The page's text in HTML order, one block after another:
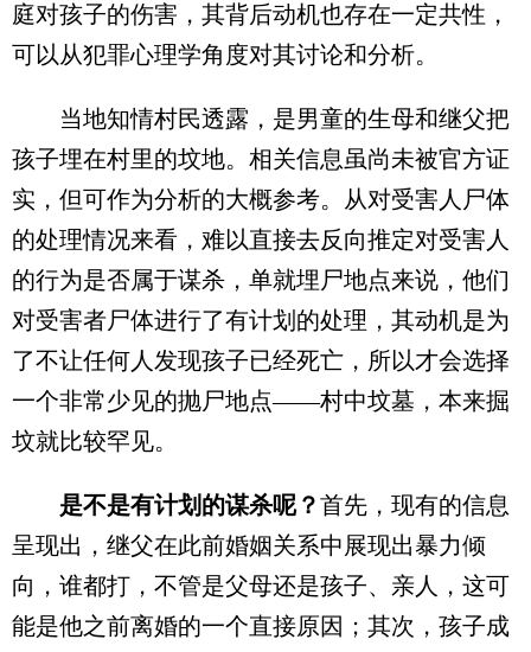
庭对孩子的伤害，其背后动机也存在一定共性，
可以从犯罪心理学角度对其讨论和分析。
当地知情村民透露，是男童的生母和继父把
孩子埋在村里的坟地。相关信息虽尚未被官方证
实，但可作为分析的大概参考。从对受害人尸体
的处理情况来看，难以直接去反向推定对受害人
的行为是否属于谋杀，单就埋尸地点来说，他们
对受害者尸体进行了有计划的处理，其动机是为
了不让任何人发现孩子已经死亡，所以才会选择
一个非常少见的抛尸地点——村中坟墓，本来掘
坟就比较罕见。
是不是有计划的谋杀呢？首先，现有的信息
呈现出，继父在此前婚姻关系中展现出暴力倾
向，谁都打，不管是父母还是孩子、亲人，这可
能是他之前离婚的一个直接原因；其次，孩子成